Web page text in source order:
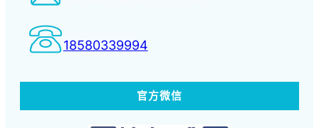
18580339994
官方微信